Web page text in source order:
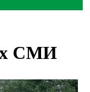
начали строить
инцидента